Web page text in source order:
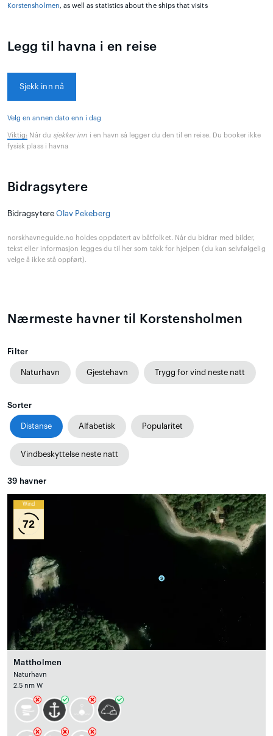
Korstensholmen, as well as statistics about the ships that visits
Legg til havna i en reise
Sjekk inn nå
Velg en annen dato enn i dag
Viktig: Når du sjekker inn i en havn så legger du den til en reise. Du booker ikke
fysisk plass i havna
Bidragsytere
Bidragsytere Olav Pekeberg
norskhavneguide.no holdes oppdatert av båtfolket. Når du bidrar med bilder,
tekst eller informasjon legges du til her som takk for hjelpen (du kan selvfølgelig
velge å ikke stå oppført).
Nærmeste havner til Korstensholmen
Filter
Naturhavn Gjestehavn Trygg for vind neste natt
Sorter
Distanse Alfabetisk Popularitet
Vindbeskyttelse neste natt
39 havner
Wind
72
Mattholmen
Naturhavn
2.5 nm W